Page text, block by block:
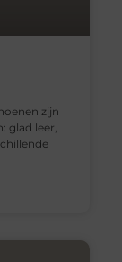
zijn
glad leer,